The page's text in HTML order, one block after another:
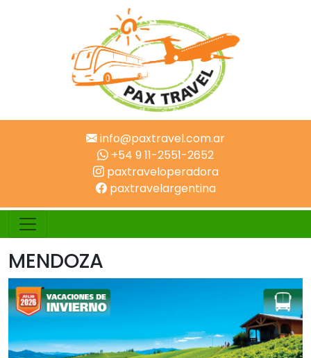
info@paxtravel.com.ar
+54 9 11-2551-2652
paxtraveloperadora
paxtravelargentina
MENDOZA